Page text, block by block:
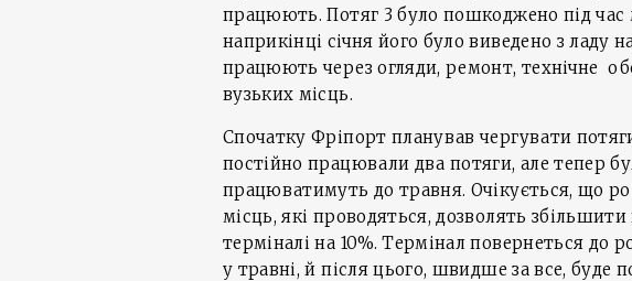
працюють. Потяг 3 було пошкоджено під час
наприкінці січня його було виведено з ладу
працюють через огляди, ремонт, технічне
вузьких місць.
Спочатку Фріпорт планував чергувати
постійно працювали два потяги, але тепер
працюватимуть до травня. Очікується, що
місць, які проводяться, дозволять
терміналі на 10%. Термінал повернеться до
у травні, й після цього, швидше за все, буде